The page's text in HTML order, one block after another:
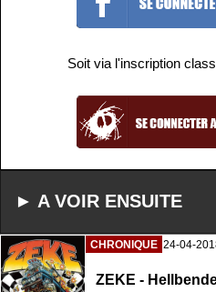
Soit via l'inscription
► A VOIR ENSUITE
CHRONIQUE 24-04-
ZEKE -